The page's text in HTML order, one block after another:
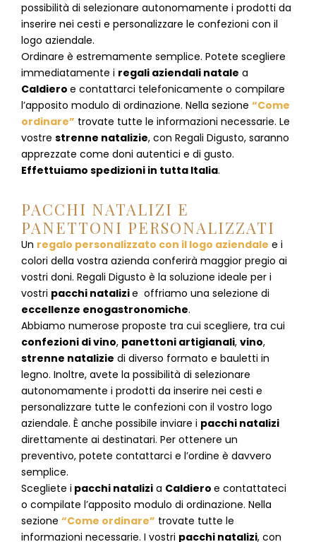
possibilità di selezionare autonomamente i prodotti da
inserire nei cesti e personalizzare le confezioni con il
logo aziendale.
Ordinare è estremamente semplice. Potete scegliere
immediatamente i regali aziendali natale a
Caldiero e contattarci telefonicamente o compilare
l’apposito modulo di ordinazione. Nella sezione “Come
ordinare” trovate tutte le informazioni necessarie. Le
vostre strenne natalizie, con Regali Digusto, saranno
apprezzate come doni autentici e di gusto.
Effettuiamo spedizioni in tutta Italia.
PACCHI NATALIZI E
PANETTONI PERSONALIZZATI
Un regalo personalizzato con il logo aziendale e i
colori della vostra azienda conferirà maggior pregio ai
vostri doni. Regali Digusto è la soluzione ideale per i
vostri pacchi natalizie offriamo una selezione di
eccellenze enogastronomiche.
Abbiamo numerose proposte tra cui scegliere, tra cui
confezioni di vino, panettoni artigianali, vino,
strenne natalizie di diverso formato e bauletti in
legno. Inoltre, avete la possibilità di selezionare
autonomamente i prodotti da inserire nei cesti e
personalizzare tutte le confezioni con il vostro logo
aziendale. È anche possibile inviare i pacchi natalizi
direttamente ai destinatari. Per ottenere un
preventivo, potete contattarci e l’ordine è davvero
semplice.
Scegliete i pacchi natalizi a Caldiero e contattateci
o compilate l’apposito modulo di ordinazione. Nella
sezione “Come ordinare” trovate tutte le
informazioni necessarie. I vostri pacchi natalizi, con